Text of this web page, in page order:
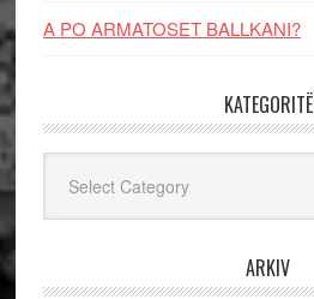
A PO ARMATOSET BALLKANI?
KATEGORITË
ARKIV